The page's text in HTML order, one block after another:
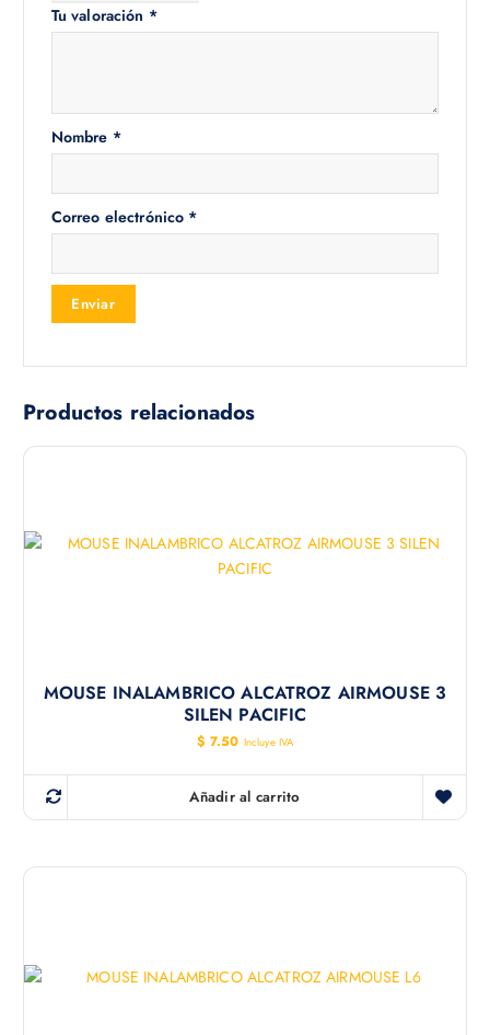
Tu valoración *
Nombre *
Correo electrónico *
Productos relacionados
MOUSE INALAMBRICO ALCATROZ AIRMOUSE 3
SILEN PACIFIC
$ 7.50 Incluye IVA
Añadir al carrito